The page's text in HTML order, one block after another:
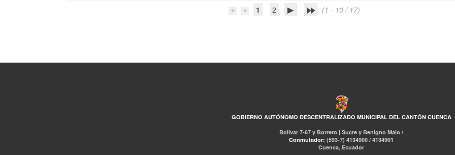
1 2 (1 - 10 / 17)
GOBIERNO AUTÓNOMO DESCENTRALIZADO MUNICIPAL DEL CANTÓN CUENCA
Bolívar 7-67 y Borrero | Sucre y Benigno Malo /
Conmutador: (593-7) 4134900 / 4134901
Cuenca, Ecuador